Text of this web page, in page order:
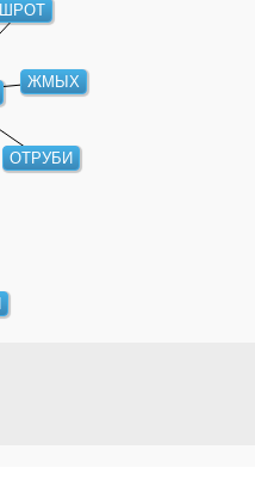
ШРОТ
ЖМЫХ
ОТРУБИ